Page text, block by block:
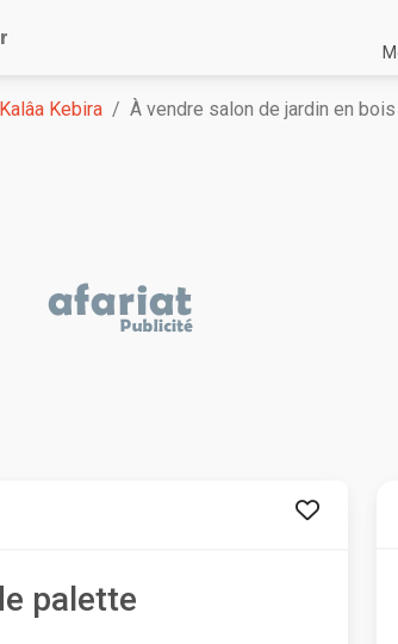
Kalâa Kebira À vendre salon de jardin en
palette